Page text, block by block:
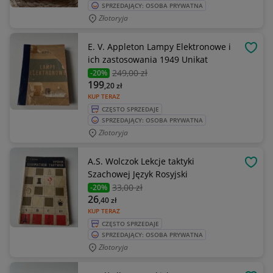
SPRZEDAJĄCY: OSOBA PRYWATNA
Złotoryja
E. V. Appleton Lampy Elektronowe i
ich zastosowania 1949 Unikat
-20% 249,00 zł
KUP TERAZ
199,20zł
CZĘSTO SPRZEDAJE
SPRZEDAJĄCY: OSOBA PRYWATNA
Złotoryja
A.S. Wolczok Lekcje taktyki
Szachowej Język Rosyjski
-20% 33,00 zł
KUP TERAZ
26,40zł
CZĘSTO SPRZEDAJE
SPRZEDAJĄCY: OSOBA PRYWATNA
Złotoryja